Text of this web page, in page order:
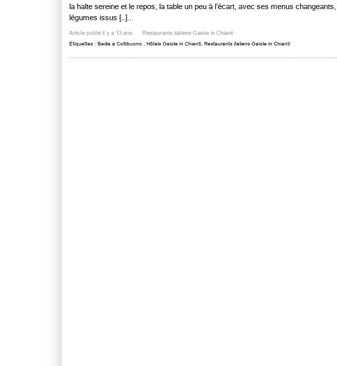
la halte sereine et le repos, la table un peu à l’écart, avec ses menus
légumes issus […]...
Article publié il y a 13 ans Restaurants italiens Gaiole in Chianti
Étiquettes : Badia a Coltibuono Hôtels Gaiole in Chianti Restaurants italiens Gaiole in Chianti